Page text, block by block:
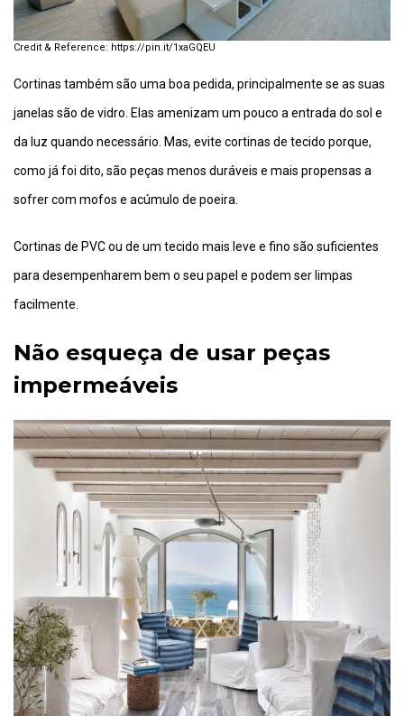
https://pin.it/1xaGQEU
Cortinas também são uma boa pedida, principalmente se as suas
janelas são de vidro. Elas amenizam um pouco a entrada do sol e
da luz quando necessário. Mas, evite cortinas de tecido porque,
como já foi dito, são peças menos duráveis e mais propensas a
sofrer com mofos e acúmulo de poeira.
Cortinas de PVC ou de um tecido mais leve e fino são suficientes
para desempenharem bem o seu papel e podem ser limpas
facilmente.
Não esqueça de usar peças
impermeáveis